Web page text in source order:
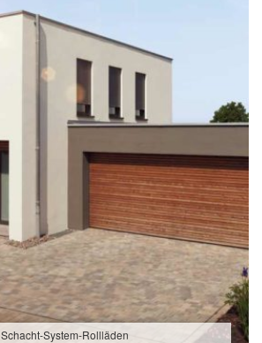
Schacht-System-Rollläden